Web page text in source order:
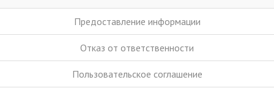
Предоставление информации
Отказ от ответственности
Пользовательское соглашение